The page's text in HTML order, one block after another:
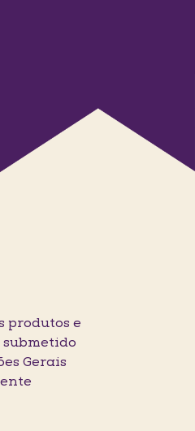
produtos e
submetido
Gerais